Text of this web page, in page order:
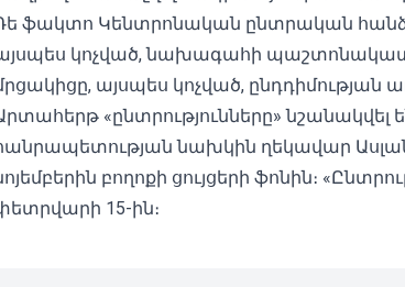
ֆակտո Կենտրոնական ընտրական
կոչված, նախագահի
այսպես կոչված, ընդդիմության
«ընտրությունները»
նախկին ղեկավար
բողոքի ցույցերի ֆոնին։
15-ին։